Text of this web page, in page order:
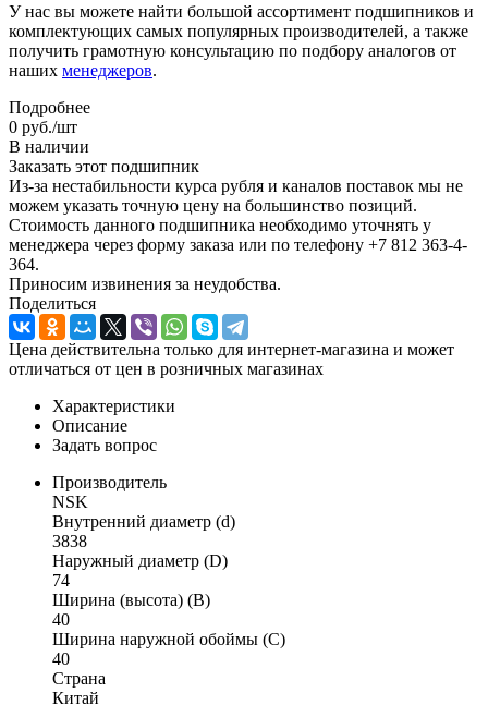
У нас вы можете найти большой ассортимент подшипников и
комплектующих самых популярных производителей, а также
получить грамотную консультацию по подбору аналогов от
наших менеджеров.
Подробнее
0 руб./шт
В наличии
Заказать этот подшипник
Из-за нестабильности курса рубля и каналов поставок мы не
можем указать точную цену на большинство позиций.
Стоимость данного подшипника необходимо уточнять у
менеджера через форму заказа или по телефону +7 812 363-4-
364.
Приносим извинения за неудобства.
Поделиться
Цена действительна только для интернет-магазина и может
отличаться от цен в розничных магазинах
Характеристики
Описание
Задать вопрос
Производитель
NSK
Внутренний диаметр (d)
3838
Наружный диаметр (D)
74
Ширина (высота) (B)
40
Ширина наружной обоймы (C)
40
Страна
Китай